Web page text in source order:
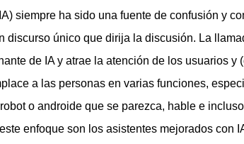
siempre ha sido una fuente de confusión y
discurso único que dirija la discusión. La
de IA y atrae la atención de los usuarios y
a las personas en varias funciones,
o androide que se parezca, hable e
enfoque son los asistentes mejorados con